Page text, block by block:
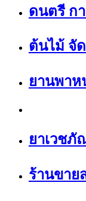
ดนตรี ก
ต้นไม้ จั
ยานพาห
ยาเวช
ร้านขาย